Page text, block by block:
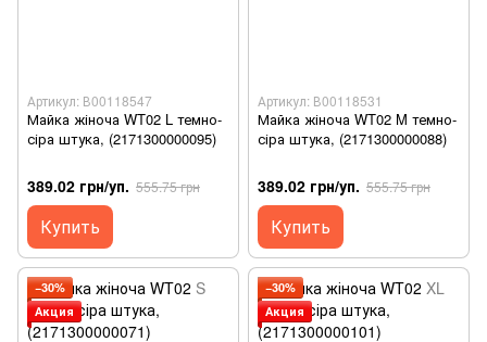
Артикул: В00118547
Майка жіноча WT02 L темно-
сіра штука, (2171300000095)
389.02 грн/уп. 555.75 грн
Купить
Артикул: В00118531
Майка жіноча WT02 M темно-
сіра штука, (2171300000088)
389.02 грн/уп. 555.75 грн
Купить
−30%
Акция
−30%
Акция